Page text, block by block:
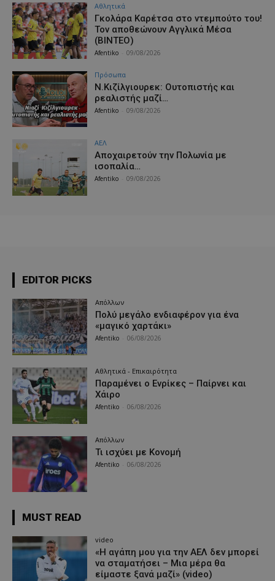
Αθλητικά
Γκολάρα Καρέτσα στο ντεμπούτο του!
Τον αποθεώνουν Αγγλικά Μέσα
(ΒΙΝΤΕΟ)
Afentiko 09/08/2026
Πρόσωπα
Ν.Κιζίλγιουρεκ: Ουτοπιστής και
ρεαλιστής μαζί…
Afentiko 09/08/2026
ΑΕΛ
Aποχαιρετούν την Πολωνία με
ισοπαλία…
Afentiko 09/08/2026
EDITOR PICKS
Απόλλων
Πολύ μεγάλο ενδιαφέρον για ένα
«μαγικό χαρτάκι»
Afentiko 06/08/2026
Αθλητικά - Επικαιρότητα
Παραμένει ο Ενρίκες – Παίρνει και
Χάιρο
Afentiko 06/08/2026
Απόλλων
Τι ισχύει με Κονομή
Afentiko 06/08/2026
MUST READ
video
«Η αγάπη μου για την ΑΕΛ δεν μπορεί
να σταματήσει – Μια μέρα θα
είμαστε ξανά μαζί» (video)